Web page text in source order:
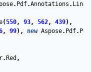
. Pdf.Annotations .
(550, 93, 562, 439),
, 99), new Aspose. Pdf.
. Red ,